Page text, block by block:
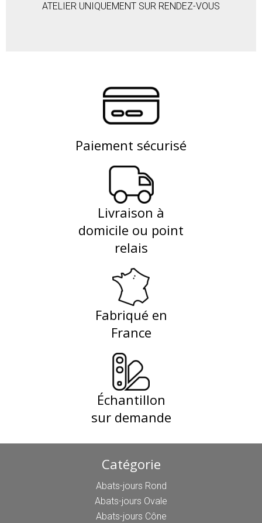
ATELIER UNIQUEMENT SUR RENDEZ-VOUS
Paiement sécurisé
Livraison à
domicile ou point
relais
Fabriqué en
France
Échantillon
sur demande
Catégorie
Abats-jours Rond
Abats-jours Ovale
Abats-jours Cône